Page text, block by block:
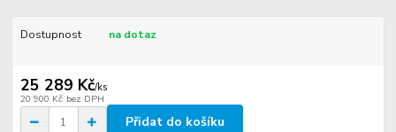
Dostupnost na dotaz
25 289 Kč/ks
20 900 Kč bez DPH
Přidat do košíku